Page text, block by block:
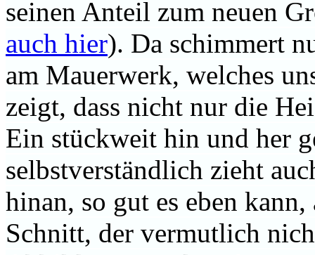
seinen Anteil zum neuen
auch hier). Da schimmert
am Mauerwerk, welches
zeigt, dass nicht nur die
Ein stückweit hin und her
selbstverständlich zieht
hinan, so gut es eben
Schnitt, der vermutlich